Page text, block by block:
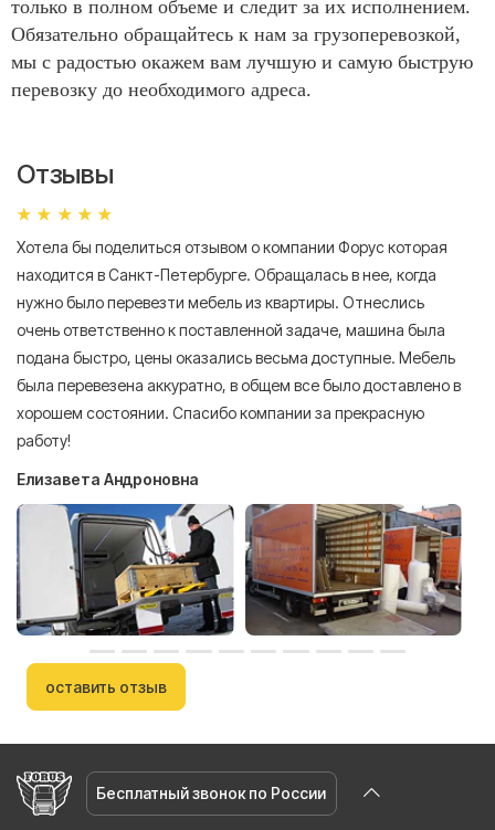
только в полном объеме и следит за их исполнением.
Обязательно обращайтесь к нам за грузоперевозкой,
мы с радостью окажем вам лучшую и самую быструю
перевозку до необходимого адреса.
Отзывы
Хотела бы поделиться отзывом о компании Форус которая
находится в Санкт-Петербурге. Обращалась в нее, когда
нужно было перевезти мебель из квартиры. Отнеслись
очень ответственно к поставленной задаче, машина была
подана быстро, цены оказались весьма доступные. Мебель
была перевезена аккуратно, в общем все было доставлено в
хорошем состоянии. Спасибо компании за прекрасную
работу!
Елизавета Андроновна
оставить отзыв
Бесплатный звонок по России